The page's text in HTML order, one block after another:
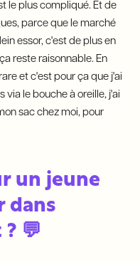
le plus compliqué. Et de
parce que le marché
essor, c'est de plus en
reste raisonnable. En
et c'est pour ça que j'ai
via le bouche à oreille, j'ai
sac chez moi, pour
un jeune
dans
💬